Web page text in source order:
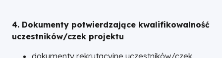
4. Dokumenty potwierdzające kwalifikowalność
uczestników/czek projektu
dokumenty rekrutacyjne uczestników/czek